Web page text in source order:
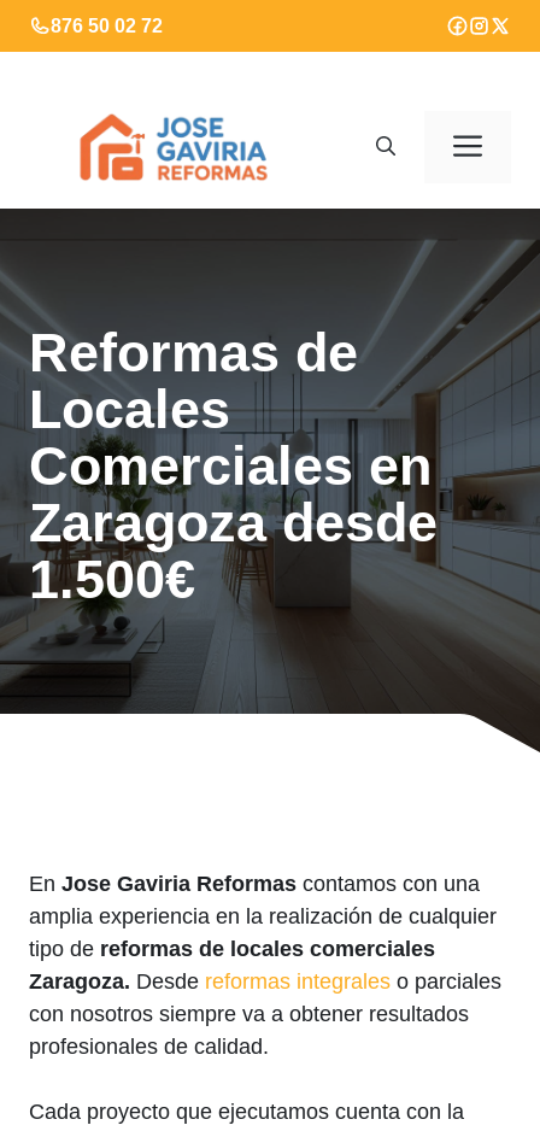
Saltar
al
876 50 02 72
Reformas de
Locales
Comerciales en
Zaragoza desde
1.500€
En Jose Gaviria Reformas contamos con una
amplia experiencia en la realización de cualquier
tipo de reformas de locales comerciales
Zaragoza. Desde reformas integrales o parciales
con nosotros siempre va a obtener resultados
profesionales de calidad.
Cada proyecto que ejecutamos cuenta con la